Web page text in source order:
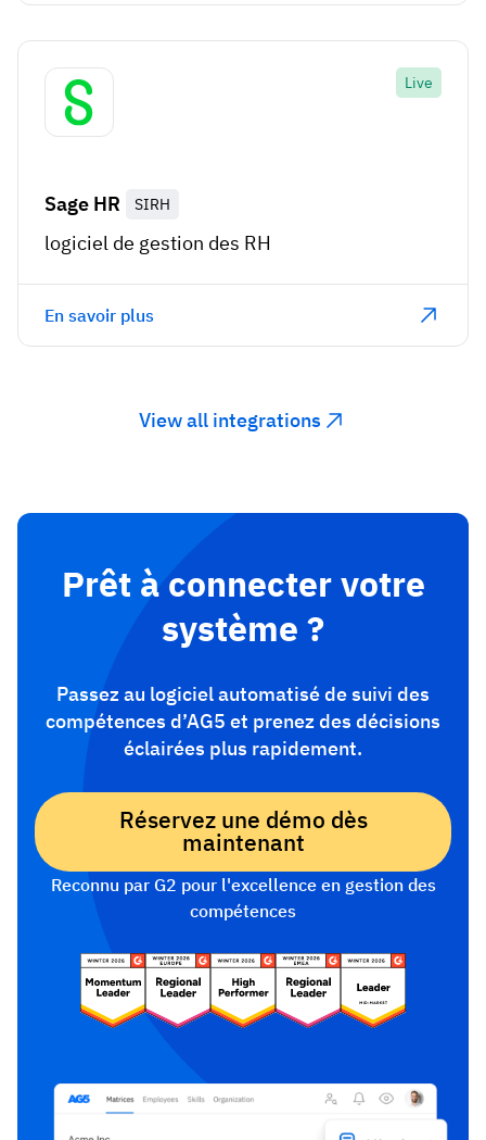
Live
Sage HR SIRH
logiciel de gestion des RH
En savoir plus
View all integrations
Prêt à connecter votre
système ?
Passez au logiciel automatisé de suivi des
compétences d’AG5 et prenez des décisions
éclairées plus rapidement.
Réservez une démo dès
maintenant
Reconnu par G2 pour l'excellence en gestion des
compétences